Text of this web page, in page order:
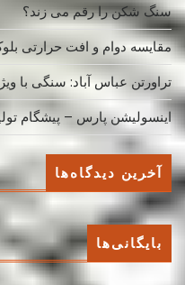
سنگ شکن را رقم می زند؟
مقایسه دوام و افت حرارتی
تراورتن عباس آباد: سنگی با
اینسولیشن پارس – پیشگام
آخرین دیدگاه‌ها
بایگانی‌ها